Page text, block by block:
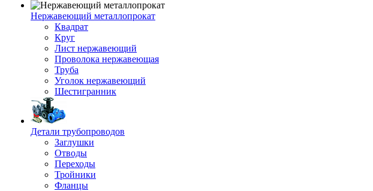
Нержавеющий металлопрокат
Квадрат
Круг
Лист нержавеющий
Проволока нержавеющая
Труба
Уголок нержавеющий
Шестигранник
Детали трубопроводов
Заглушки
Отводы
Переходы
Тройники
Фланцы